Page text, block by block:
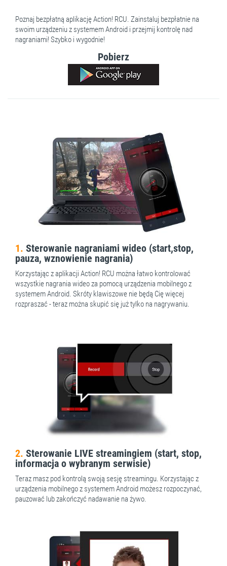
Poznaj bezpłatną aplikację Action! RCU. Zainstaluj bezpłatnie na
swoim urządzeniu z systemem Android i przejmij kontrolę nad
nagraniami! Szybko i wygodnie!
Pobierz
1. Sterowanie nagraniami wideo (start,stop,
pauza, wznowienie nagrania)
Korzystając z aplikacji Action! RCU można łatwo kontrolować
wszystkie nagrania wideo za pomocą urządzenia mobilnego z
systemem Android. Skróty klawiszowe nie będą Cię więcej
rozpraszać - teraz można skupić się już tylko na nagrywaniu.
2. Sterowanie LIVE streamingiem (start, stop,
informacja o wybranym serwisie)
Teraz masz pod kontrolą swoją sesję streamingu. Korzystając z
urządzenia mobilnego z systemem Android możesz rozpoczynać,
pauzować lub zakończyć nadawanie na żywo.